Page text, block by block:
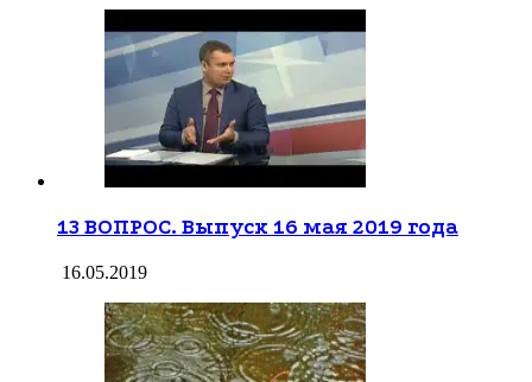
13 ВОПРОС. Выпуск 16 мая 2019 года
16.05.2019